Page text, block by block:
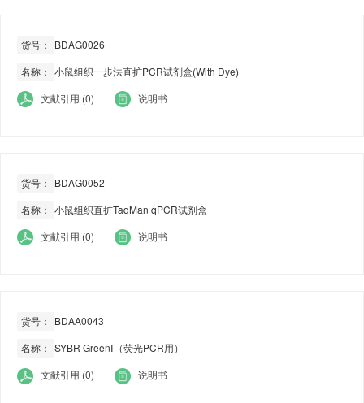
货号：
BDAG0026
名称： 小鼠组织一步法直扩PCR试剂盒(With Dye)
文献引用 (0)
说明书
货号：
BDAG0052
名称： 小鼠组织直扩TaqMan qPCR试剂盒
文献引用 (0)
说明书
货号：
BDAA0043
名称： SYBR GreenⅠ（荧光PCR用）
文献引用 (0)
说明书